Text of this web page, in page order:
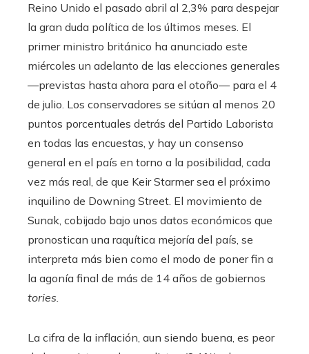
Reino Unido el pasado abril al 2,3% para despejar
la gran duda política de los últimos meses. El
primer ministro británico ha anunciado este
miércoles un adelanto de las elecciones generales
—previstas hasta ahora para el otoño— para el 4
de julio. Los conservadores se sitúan al menos 20
puntos porcentuales detrás del Partido Laborista
en todas las encuestas, y hay un consenso
general en el país en torno a la posibilidad, cada
vez más real, de que Keir Starmer sea el próximo
inquilino de Downing Street. El movimiento de
Sunak, cobijado bajo unos datos económicos que
pronostican una raquítica mejoría del país, se
interpreta más bien como el modo de poner fin a
la agonía final de más de 14 años de gobiernos
tories.
La cifra de la inflación, aun siendo buena, es peor